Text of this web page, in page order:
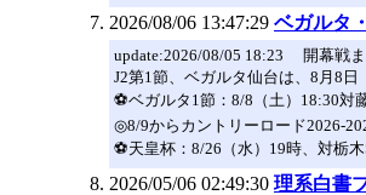
2026/08/06 13:47:29 ベガルタ
update:2026/08/05 18:23 開幕戦ま
J2第1節、ベガルタ仙台は、8月8
⚽ベガルタ1節：8/8（土）18:30対
◎8/9からカントリーロード2026-
⚽天皇杯：8/26（水）19時、対栃木
2026/05/06 02:49:30 理系白書